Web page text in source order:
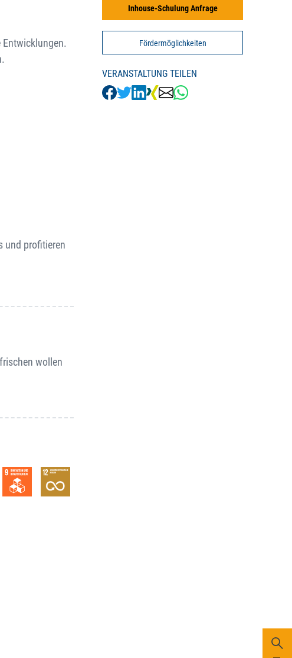
und profitieren
wollen
Inhouse-Schulung Anfrage
Fördermöglichkeiten
VERANSTALTUNG TEILEN